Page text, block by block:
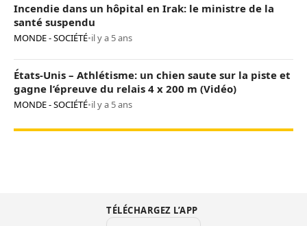
Incendie dans un hôpital en Irak: le ministre de la
santé suspendu
MONDE - SOCIÉTÉ•il y a 5 ans
États-Unis – Athlétisme: un chien saute sur la piste et
gagne l’épreuve du relais 4 x 200 m (Vidéo)
MONDE - SOCIÉTÉ•il y a 5 ans
TÉLÉCHARGEZ L’APP